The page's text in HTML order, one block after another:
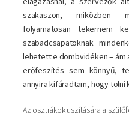
szakaszon, miközben
folyamatosan tekernem
szabadcsapatoknak
lehetett e dombvidéken –
erőfeszítés sem könnyű,
annyira kifáradtam, hogy tolni
Az osztrákok uszítására a